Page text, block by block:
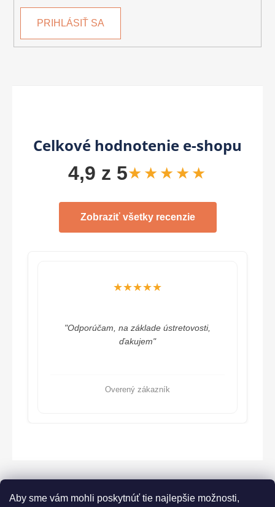
Aby sme vám mohli poskytnúť tie najlepšie možnosti,
PRIHLÁSIŤ SA
Celkové hodnotenie e-shopu
4,9 z 5★★★★★
Zobraziť všetky recenzie
★★★★★
"Odporúčam, na základe ústretovosti,
ďakujem"
Overený zákazník